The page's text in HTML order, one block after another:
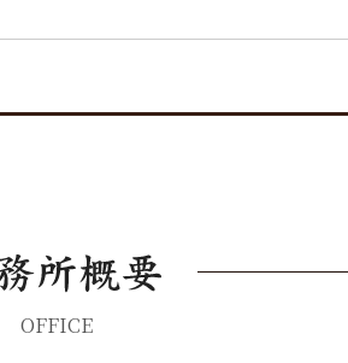
OFFICE